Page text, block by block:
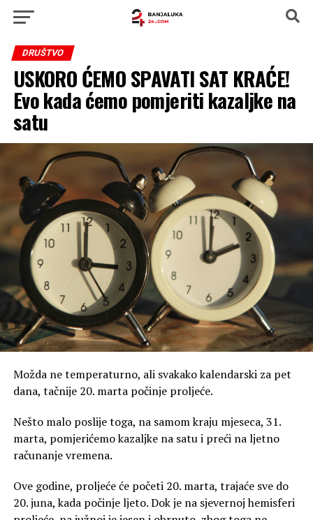
DRUŠTVO
USKORO ĆEMO SPAVATI SAT KRAĆE!
Evo kada ćemo pomjeriti kazaljke na
satu
Možda ne temperaturno, ali svakako kalendarski za pet
dana, tačnije 20. marta počinje proljeće.
Nešto malo poslije toga, na samom kraju mjeseca, 31.
marta, pomjerićemo kazaljke na satu i preći na ljetno
računanje vremena.
Ove godine, proljeće će početi 20. marta, trajaće sve do
20. juna, kada počinje ljeto. Dok je na sjevernoj hemisferi